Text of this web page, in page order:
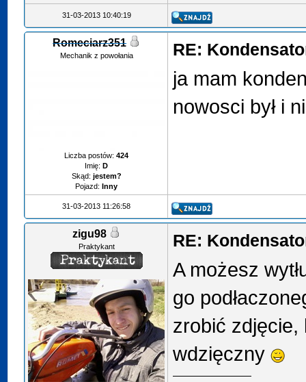
31-03-2013 10:40:19
Romeciarz351
Mechanik z powołania
Liczba postów:424
Imię: D
Skąd: jestem?
Pojazd: Inny
RE:
ja mam
nowosci był i
31-03-2013 11:26:58
zigu98
Praktykant RE:
A możesz
go
zrobić zdjęcie,
wdzięczny